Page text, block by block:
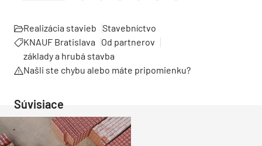
Realizácia stavieb Stavebníctvo
KNAUF Bratislava
Od partnerov
základy a hrubá stavba
Našli ste chybu alebo máte pripomienku?
Súvisiace